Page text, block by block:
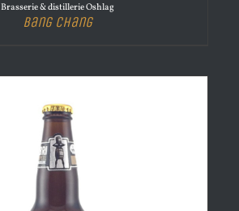
Brasserie & distillerie Oshlag
Bang Chang